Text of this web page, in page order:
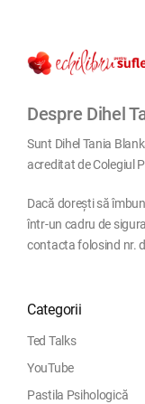
Despre Dihel
Sunt Dihel Tania
acreditat de Colegiul
Dacă dorești să
într-un cadru de
contacta folosind nr.
Categorii
Ted Talks
YouTube
Pastila Psihologică